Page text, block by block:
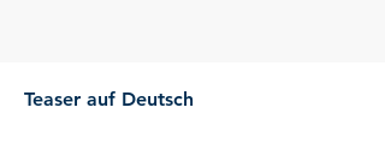
Teaser auf Deutsch